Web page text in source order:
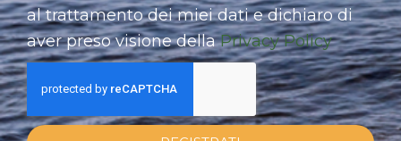
al trattamento dei miei dati e dichiaro di
aver preso visione dellaPrivacy Policy